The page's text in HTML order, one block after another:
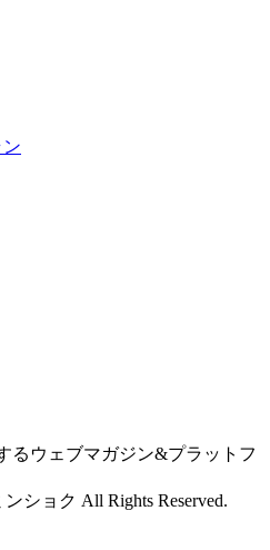
るウェブマガジン&プラットフ
ショク All Rights Reserved.